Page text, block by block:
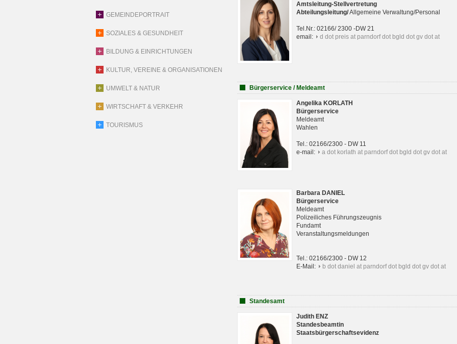
GEMEINDEPORTRAIT
SOZIALES & GESUNDHEIT
BILDUNG & EINRICHTUNGEN
KULTUR, VEREINE & ORGANISATIONEN
UMWELT & NATUR
WIRTSCHAFT & VERKEHR
TOURISMUS
Amtsleitung-Stellvertretung
Abteilungsleitung/Allgemeine Verwaltung/Personal
Tel.Nr.: 02166/ 2300 -DW 21
email:
d dot preis at parndorf dot bgld dot gv dot at
Bürgerservice / Meldeamt
Angelika KORLATH
Bürgerservice
Meldeamt
Wahlen
Tel.: 02166/2300 - DW 11
e-mail:
a dot korlath at parndorf dot bgld dot gv dot at
Barbara DANIEL
Bürgerservice
Meldeamt
Polizeiliches Führungszeugnis
Fundamt
Veranstaltungsmeldungen
Tel.: 02166/2300 - DW 12
E-Mail:
b dot daniel at parndorf dot bgld dot gv dot at
Standesamt
Judith ENZ
Standesbeamtin
Staatsbürgerschaftsevidenz